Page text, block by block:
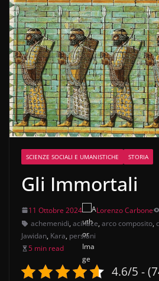
SCIENZE SOCIALI E UMANISTICHE STORIA
Gli Immortali
11 Ottobre 2024 Lorenzo Carbone
achemenidi, acinace, arco composito,
Jawidan, Kara, persiani
5 min read
4.6/5 -